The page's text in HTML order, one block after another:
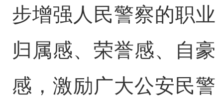
步增强人民警察的职业
归属感、荣誉感、自豪
感，激励广大公安民警